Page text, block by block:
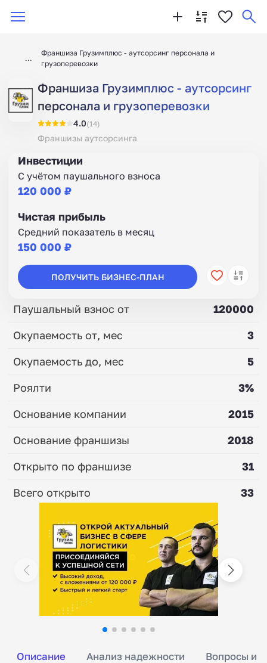
Франшиза Грузимплюс - аутсорсинг персонала и
грузоперевозки
Франшиза Грузимплюс - аутсорсинг
персонала и грузоперевозки
4.0(14)
Франшизы аутсорсинга
Описание Анализ надежности Вопросы и
Инвестиции
С учётом паушального взноса
120 000 ₽
Чистая прибыль
Средний показатель в месяц
150 000 ₽
ПОЛУЧИТЬ БИЗНЕС-ПЛАН
Паушальный взнос от
120000
Окупаемость от, мес
3
Окупаемость до, мес
5
Роялти
3%
Основание компании
2015
Основание франшизы
2018
Открыто по франшизе
31
Всего открыто
33